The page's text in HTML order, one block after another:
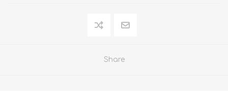
Share